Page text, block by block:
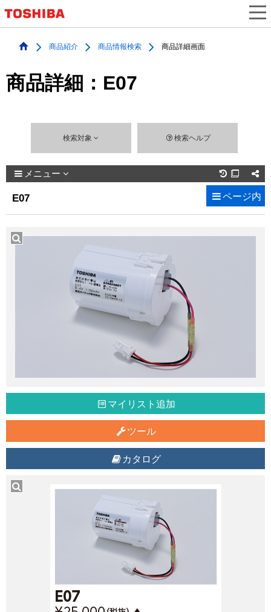
商品紹介 商品情報検索 商品詳細画面
商品詳細：E07
検索対象 検索ヘルプ
メニュー 
E07 ページ内
マイリスト追加
ツール
カタログ